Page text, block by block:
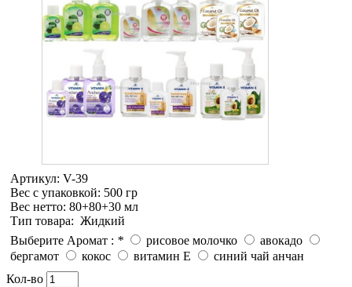
Артикул: V-39
Вес с упаковкой: 500 гр
Вес нетто: 80+80+30 мл
Тип товара: Жидкий
Выберите Аромат : * рисовое молочко
авокадо
бергамот
кокос витамин Е
синий чай анчан
Кол-во